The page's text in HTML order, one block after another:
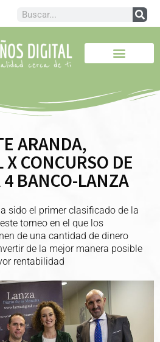
ARANDA,
CONCURSO DE
BANCO-LANZA
sido el primer clasificado de la
torneo en el que los
de una cantidad de dinero
de la mejor manera posible
rentabilidad